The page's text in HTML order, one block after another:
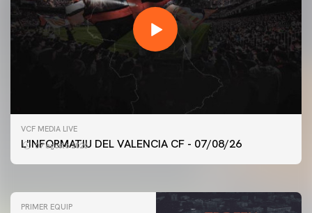
VCF MEDIA LIVE
L'INFORMATIU DEL VALENCIA CF - 07/08/26
07 agosto 2026
PRIMER EQUIP
ENTRENAMENT DEL VALENCIA CF 7/8/2026
PRIMER EQUIP